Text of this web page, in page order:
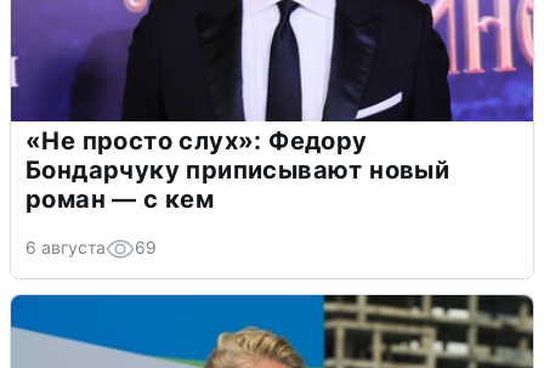
«Не просто слух»: Федору
Бондарчуку приписывают новый
роман — с кем
6 августа 69